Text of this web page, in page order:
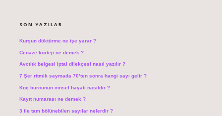
SON YAZILAR
Kurşun döktürme ne işe yarar ?
Cenaze korteji ne demek ?
Avcılık belgesi iptal dilekçesi nasıl yazılır ?
7 Şer ritmik saymada 70’ten sonra hangi sayı gelir ?
Koç burcunun cinsel hayatı nasıldır ?
Kayıt numarası ne demek ?
3 ile tam bölünebilen sayılar nelerdir ?